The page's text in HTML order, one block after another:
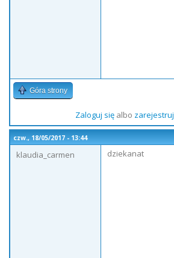
Góra strony
Zaloguj sięalbo zarejestruj
czw., 18/05/2017 - 13:44
klaudia_carmen
dziekanat